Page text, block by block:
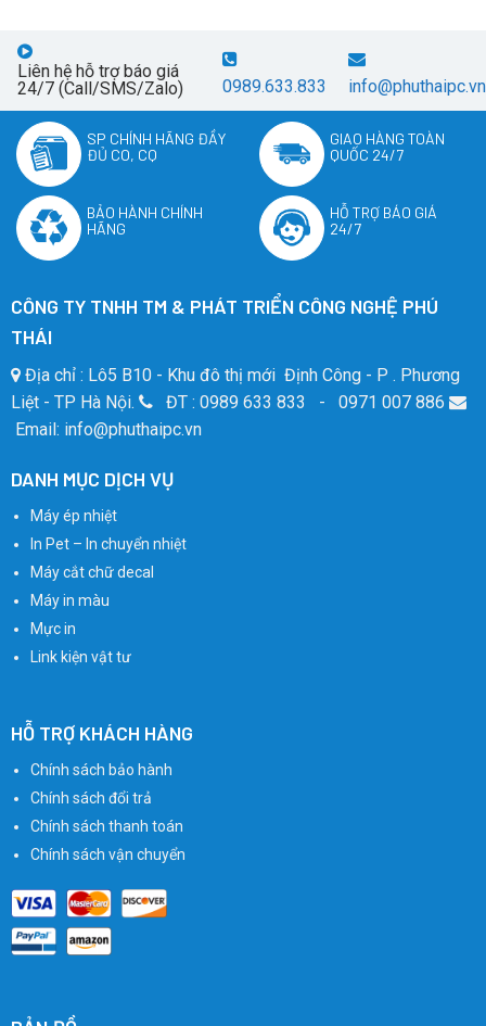
Liên hệ hỗ trợ báo giá
24/7 (Call/SMS/Zalo)
0989.633.833 info@phuthaipc.vn
SP CHÍNH HÃNG ĐẦY
ĐỦ CO, CQ
GIAO HÀNG TOÀN
QUỐC 24/7
BẢO HÀNH CHÍNH
HÃNG
HỖ TRỢ BÁO GIÁ
24/7
CÔNG TY TNHH TM & PHÁT TRIỂN CÔNG NGHỆ PHÚ
THÁI
Địa chỉ : Lô5 B10 - Khu đô thị mới Định Công - P . Phương
Liệt - TP Hà Nội.
ĐT : 0989 633 833 - 0971 007 886
Email: info@phuthaipc.vn
DANH MỤC DỊCH VỤ
Máy ép nhiệt
In Pet – In chuyển nhiệt
Máy cắt chữ decal
Máy in màu
Mực in
Link kiện vật tư
HỖ TRỢ KHÁCH HÀNG
Chính sách bảo hành
Chính sách đổi trả
Chính sách thanh toán
Chính sách vận chuyển